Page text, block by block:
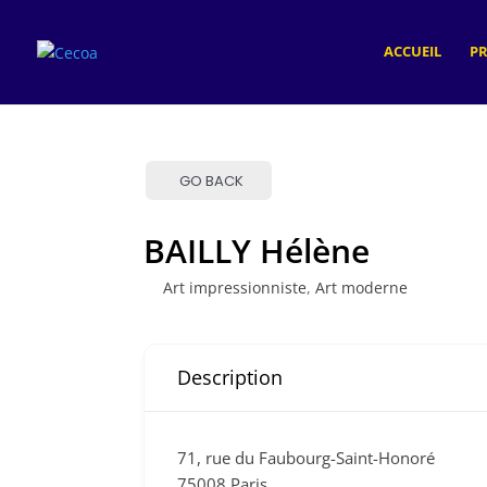
ACCUEIL
GO BACK
BAILLY Hélène
Art impressionniste, Art moderne
Description
71, rue du Faubourg-Saint-Honoré